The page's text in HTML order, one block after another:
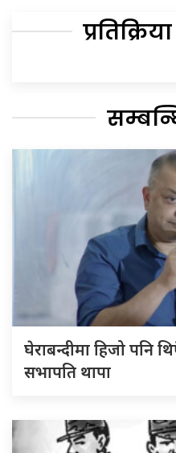
घेराबन्दीमा हिजो पनि
सभापति थापा